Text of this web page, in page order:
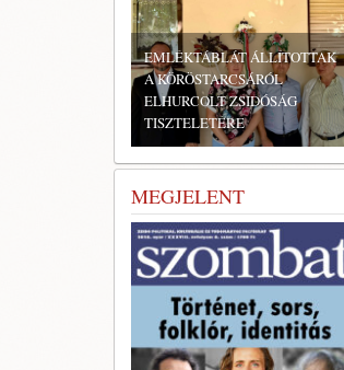
EMLÉKTÁBLÁT ÁLLÍTOTTAK
A KÖRÖSTARCSÁRÓL
ELHURCOLT ZSIDÓSÁG
TISZTELETÉRE
MEGJELENT